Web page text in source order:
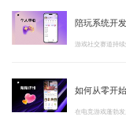
陪玩系统开
如何从零开